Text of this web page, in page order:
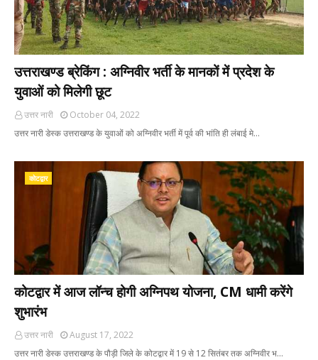
उत्तराखण्ड ब्रेकिंग : अग्निवीर भर्ती के मानकों में प्रदेश के
युवाओं को मिलेगी छूट
उत्तर नारी
October 04, 2022
उत्तर नारी डेस्क उत्तराखण्ड के युवाओं को अग्निवीर भर्ती में पूर्व की भांति ही लंबाई मे…
कोटद्वार
कोटद्वार में आज लॉन्च होगी अग्निपथ योजना, CM धामी करेंगे
शुभारंभ
उत्तर नारी
August 17, 2022
उत्तर नारी डेस्क उत्तराखण्ड के पौड़ी जिले के कोटद्वार में 19 से 12 सितंबर तक अग्निवीर भ…